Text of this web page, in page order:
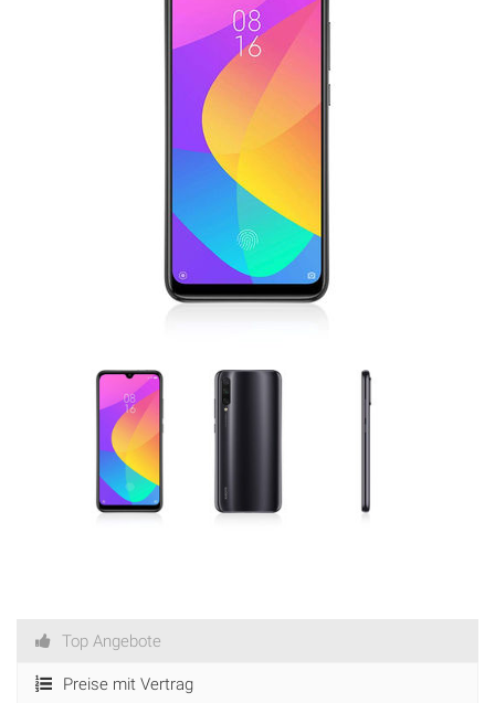
Top Angebote
Preise mit Vertrag